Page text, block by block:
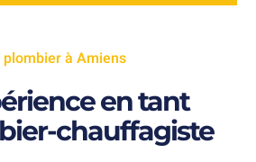
à Amiens
en tant
chauffagiste